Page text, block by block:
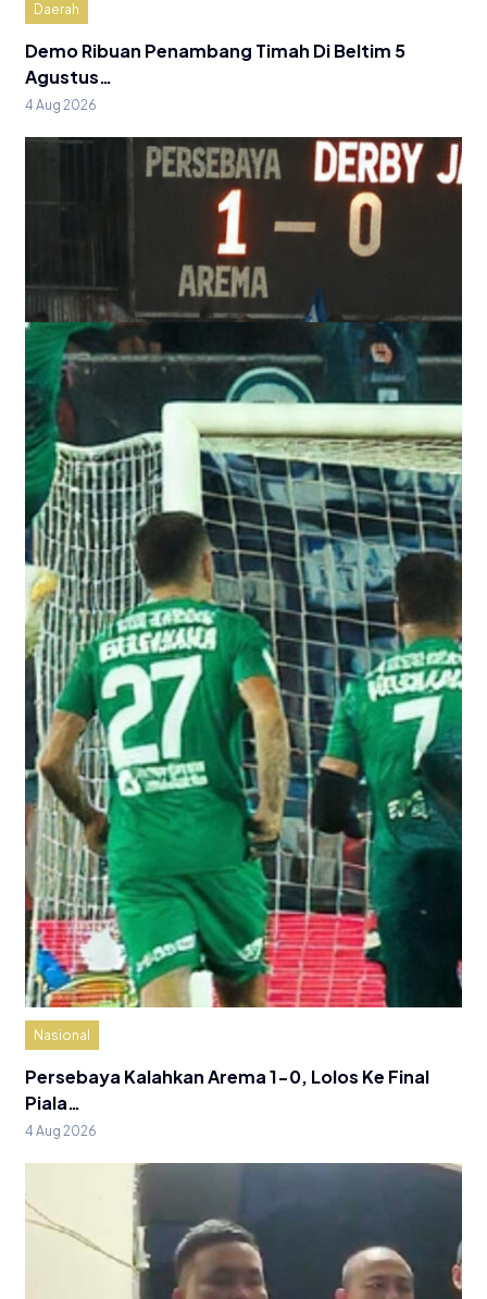
Daerah
Demo Ribuan Penambang Timah Di Beltim 5
Agustus…
4 Aug 2026
Nasional
Persebaya Kalahkan Arema 1-0, Lolos Ke Final
Piala…
4 Aug 2026